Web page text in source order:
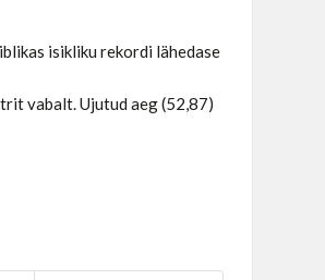
isikliku rekordi lähedase
vabalt. Ujutud aeg (52,87)